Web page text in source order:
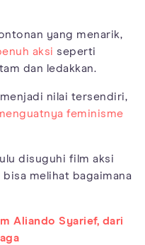
yang menarik,
aksi seperti
dan ledakkan.
nilai tersendiri,
feminisme
disuguhi film aksi
melihat bagaimana
Aliando Syarief, dari